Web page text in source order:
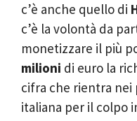
c’è anche quello di
c’è la volontà da
monetizzare il più
milioni di euro la
cifra che rientra nei
italiana per il colpo